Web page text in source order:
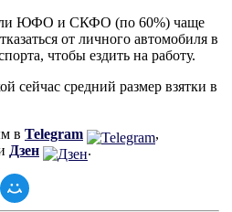
ЮФО и СКФО (по 60%) чаще
от личного автомобиля в
чтобы ездить на работу.
сейчас средний размер взятки в
в Telegram
,
Дзен .